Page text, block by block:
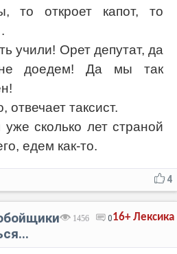
то откроет капот, то
учили! Орет депутат, да
доедем! Да мы так
отвечает таксист.
сколько лет страной
едем как-то.
4
Лексика
16+
1456 0